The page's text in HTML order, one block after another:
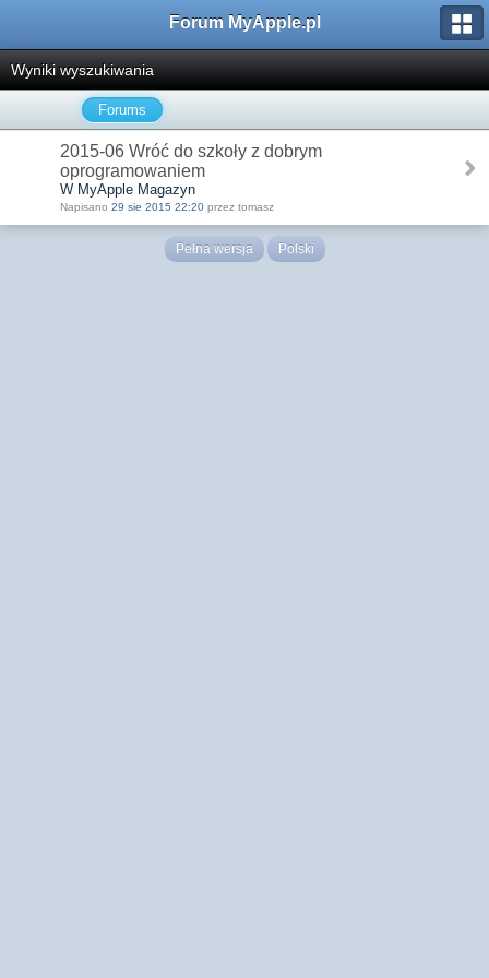
Forum MyApple.pl
Wyniki wyszukiwania
Forums
2015-06 Wróć do szkoły z dobrym
oprogramowaniem
W MyApple Magazyn
Napisano 29 sie 2015 22:20 przez tomasz
Pełna wersja Polski